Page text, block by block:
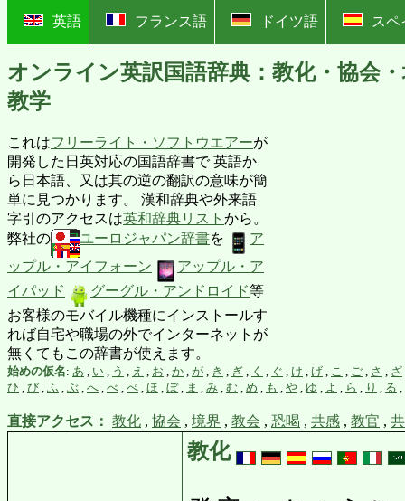
英語 フランス語 ドイツ語 スペ
オンライン英訳国語辞典：教化・協会
教学
これはフリーライト・ソフトウエアーが
開発した日英対応の国語辞書で 英語か
ら日本語、又は其の逆の翻訳の意味が簡
単に見つかります。 漢和辞典や外来語
字引のアクセスは英和辞典リスト から。
弊社の
ユーロジャパン辞書を
ア
ップル・アイフォーン
アップル・ア
イパッド
グーグル・アンドロイド等
お客様のモバイル機種にインストールす
れば自宅や職場の外でインターネットが
無くてもこの辞書が使えます。
始めの仮名: あ い う え お か が き ぎ く ぐ け げ こ ご さ ざ
ひ
び ふ ぶ へ べ ぺ ほ ぼ, ま み む め も や ゆ よ ら り る
直接アクセス： 教化 , 協会 , 境界 , 教会 , 恐喝 , 共感 , 教官 ,
教化